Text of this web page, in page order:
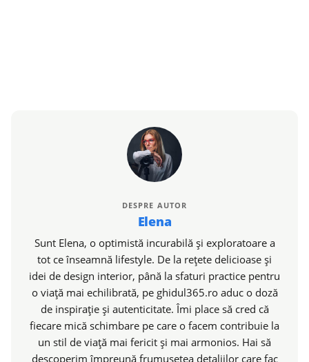
DESPRE AUTOR
Elena
Sunt Elena, o optimistă incurabilă și exploratoare a
tot ce înseamnă lifestyle. De la rețete delicioase și
idei de design interior, până la sfaturi practice pentru
o viață mai echilibrată, pe ghidul365.ro aduc o doză
de inspirație și autenticitate. Îmi place să cred că
fiecare mică schimbare pe care o facem contribuie la
un stil de viață mai fericit și mai armonios. Hai să
descoperim împreună frumusețea detaliilor care fac